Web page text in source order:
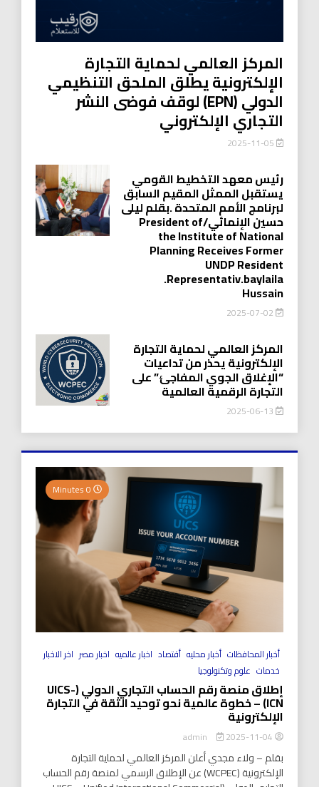
المركز العالمي لحماية التجارة
الإلكترونية يطلق الملحق التنظيمي
الدولي (EPN) لوقف فوضى النشر
التجاري الإلكتروني
رئيس معهد التخطيط القومي
يستقبل الممثل المقيم السابق
لبرنامج الأمم المتحدة .بقلم ليلى
حسين الإنمائي/President of
the Institute of National
Planning Receives Former
UNDP Resident
.Representativ.baylaila
Hussain
2025-07-02
المركز العالمي لحماية التجارة
الإلكترونية يحذر من تداعيات
“الإغلاق الجوي المفاجئ” على
التجارة الرقمية العالمية
2025-06-13
أخبار المحافظات أخبار محليه أقتصاد اخبار عالميه اخبار مصر اخر الاخبار
خدمات علوم وتكنولوجيا
إطلاق منصة رقم الحساب التجاري الدولي (UICS-
ICN) – خطوة عالمية نحو توحيد الثقة في التجارة
الإلكترونية
2025-11-04
بقلم – ولاء مجدي أعلن المركز العالمي لحماية التجارة
الإلكترونية (WCPEC) عن الإطلاق الرسمي لمنصة رقم الحساب